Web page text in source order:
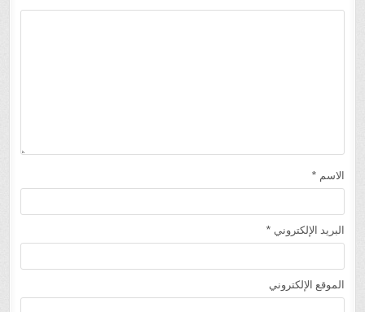
الاسم *
البريد الإلكتروني *
الموقع الإلكتروني